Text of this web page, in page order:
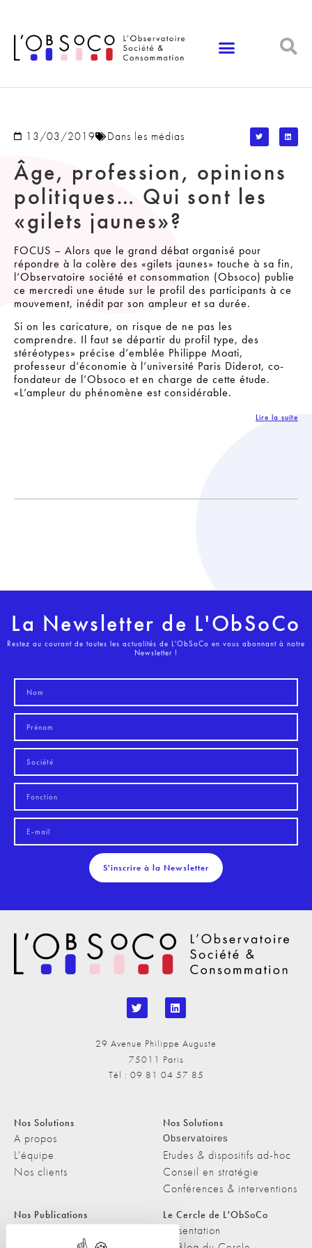
13/03/2019 Dans les médias
Âge, profession, opinions
politiques… Qui sont les
«gilets jaunes»?
FOCUS – Alors que le grand débat organisé pour
répondre à la colère des «gilets jaunes» touche à sa fin,
l’Observatoire société et consommation (Obsoco) publie
ce mercredi une étude sur le profil des participants à ce
mouvement, inédit par son ampleur et sa durée.
Si on les caricature, on risque de ne pas les
comprendre. Il faut se départir du profil type, des
stéréotypes» précise d’emblée Philippe Moati,
professeur d’économie à l’université Paris Diderot, co-
fondateur de l’Obsoco et en charge de cette étude.
«L’ampleur du phénomène est considérable.
Lire la suite
La Newsletter de L'ObSoCo
Restez au courant de toutes les actualités de L'ObSoCo en vous abonnant à notre
Newsletter !
S'inscrire à la Newsletter
29 Avenue Philippe Auguste
75011 Paris
Tél : 09 81 04 57 85
Nos Solutions
A propos
L'équipe
Nos clients
Nos Solutions
Observatoires
Etudes & dispositifs ad-hoc
Conseil en stratégie
Conférences & interventions
Nos Publications Le Cercle de L'ObSoCo
Présentation